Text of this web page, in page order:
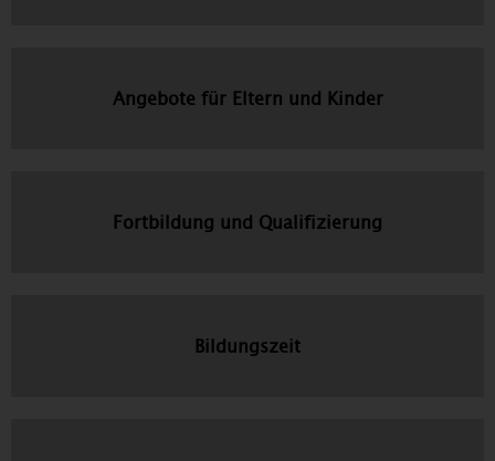
Angebote für Eltern und Kinder
Fortbildung und Qualifizierung
Bildungszeit